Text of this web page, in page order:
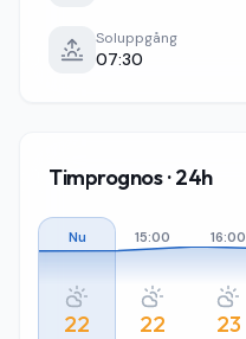
Soluppgång
07:30
Timprognos · 24h
Nu
22
15:00
22
16:00
23